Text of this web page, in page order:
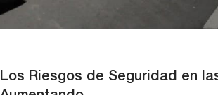
Los Riesgos de Seguridad en